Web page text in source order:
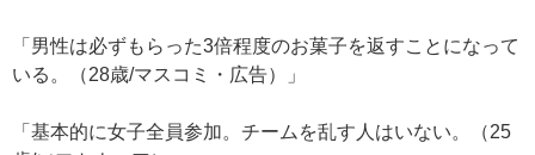
「男性は必ずもらった3倍程度のお菓子を返すことになって
いる。（28歳/マスコミ・広告）」
「基本的に女子全員参加。チームを乱す人はいない。（25